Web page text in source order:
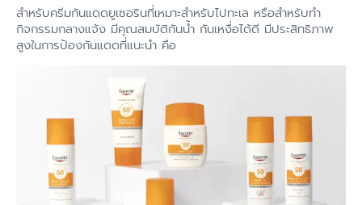
สำหรับครีมกันแดดยูเซอรินที่เหมาะสำหรับไปทะเล หรือสำหรับทำ
กิจกรรมกลางแจ้ง มีคุณสมบัติกันน้ำ กันเหงื่อได้ดี มีประสิทธิภาพ
สูงในการป้องกันแดดที่แนะนำ คือ